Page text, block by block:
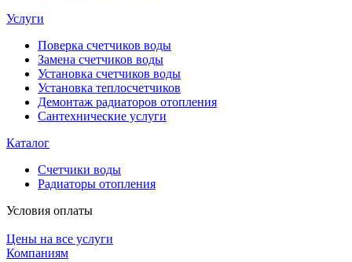
Услуги
Поверка счетчиков воды
Замена счетчиков воды
Установка счетчиков воды
Установка теплосчетчиков
Демонтаж радиаторов отопления
Сантехнические услуги
Каталог
Счетчики воды
Радиаторы отопления
Условия оплаты
Цены на все услуги
Компаниям